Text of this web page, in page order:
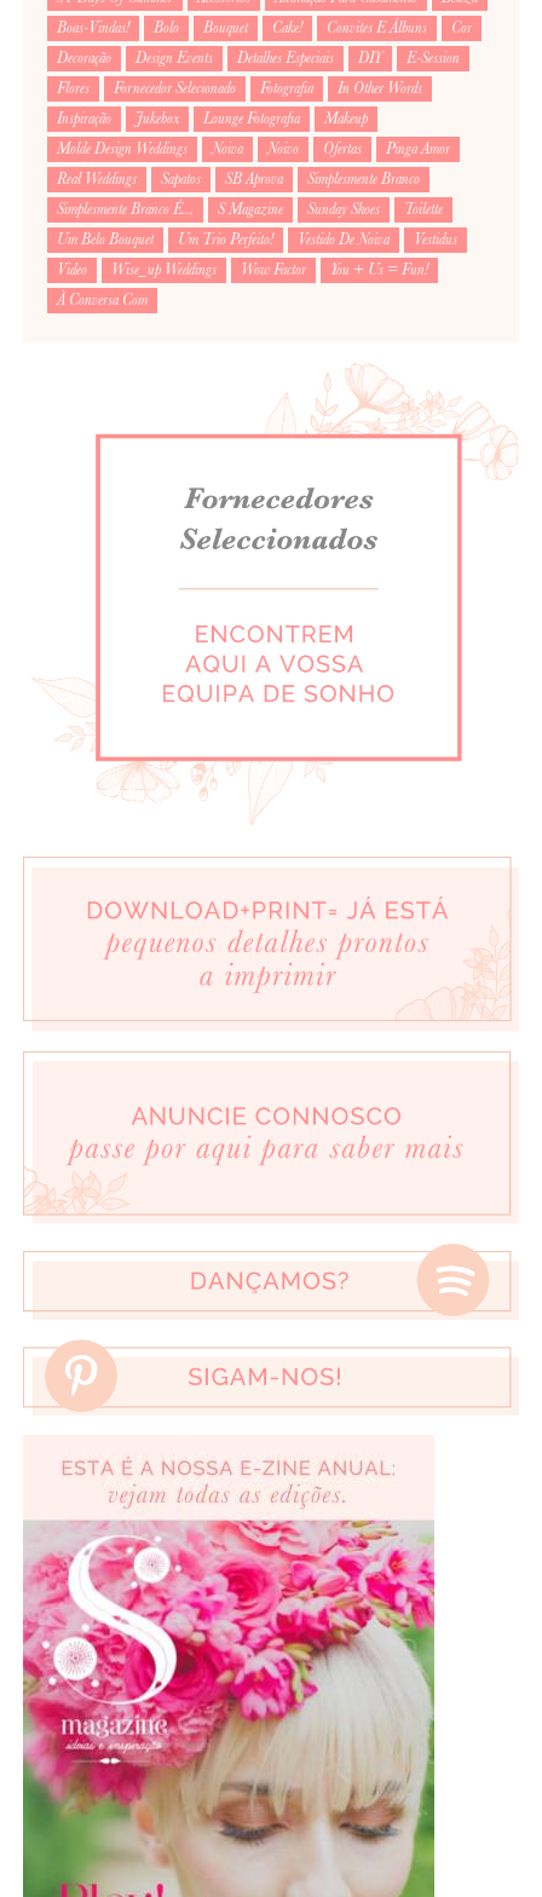
Boas-Vindas!
Bolo Bouquet Cake! Convites E Álbuns
Cor
Decoração
Design Events Detalhes Especiais DIY
E-Session
Flores
Fornecedor Selecionado Fotografia
In Other Words
Inspiração
Jukebox Lounge Fotografia
Makeup
Molde Design Weddings
Noiva Noivo Ofertas
Pinga Amor
Real Weddings
Sapatos SB Aprova
Simplesmente Branco
Simplesmente Branco É...
S Magazine Sunday Shoes
Toilette
Um Belo Bouquet
Um Trio Perfeito! Vestido De Noiva
Vestidus
Video
Wise_up Weddings Wow Factor
You + Us = Fun!
À Conversa Com